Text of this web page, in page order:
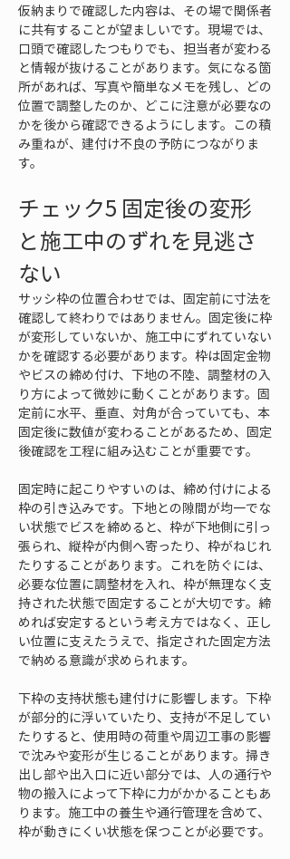
仮納まりで確認した内容は、その場で関係者
に共有することが望ましいです。現場では、
口頭で確認したつもりでも、担当者が変わる
と情報が抜けることがあります。気になる箇
所があれば、写真や簡単なメモを残し、どの
位置で調整したのか、どこに注意が必要なの
かを後から確認できるようにします。この積
み重ねが、建付け不良の予防につながりま
す。
チェック5 固定後の変形
と施工中のずれを見逃さ
ない
サッシ枠の位置合わせでは、固定前に寸法を
確認して終わりではありません。固定後に枠
が変形していないか、施工中にずれていない
かを確認する必要があります。枠は固定金物
やビスの締め付け、下地の不陸、調整材の入
り方によって微妙に動くことがあります。固
定前に水平、垂直、対角が合っていても、本
固定後に数値が変わることがあるため、固定
後確認を工程に組み込むことが重要です。
固定時に起こりやすいのは、締め付けによる
枠の引き込みです。下地との隙間が均一でな
い状態でビスを締めると、枠が下地側に引っ
張られ、縦枠が内側へ寄ったり、枠がねじれ
たりすることがあります。これを防ぐには、
必要な位置に調整材を入れ、枠が無理なく支
持された状態で固定することが大切です。締
めれば安定するという考え方ではなく、正し
い位置に支えたうえで、指定された固定方法
で納める意識が求められます。
下枠の支持状態も建付けに影響します。下枠
が部分的に浮いていたり、支持が不足してい
たりすると、使用時の荷重や周辺工事の影響
で沈みや変形が生じることがあります。掃き
出し部や出入口に近い部分では、人の通行や
物の搬入によって下枠に力がかかることもあ
ります。施工中の養生や通行管理を含めて、
枠が動きにくい状態を保つことが必要です。